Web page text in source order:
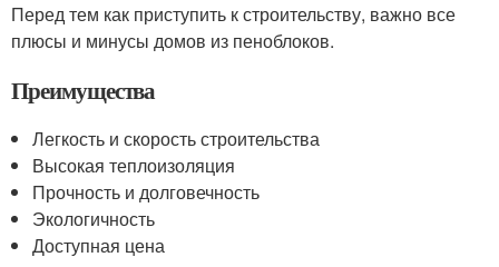
Перед тем как приступить к строительству, важно все
плюсы и минусы домов из пеноблоков.
Преимущества
Легкость и скорость строительства
Высокая теплоизоляция
Прочность и долговечность
Экологичность
Доступная цена